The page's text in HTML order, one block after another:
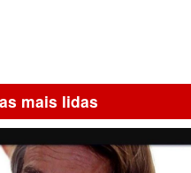
mais lidas